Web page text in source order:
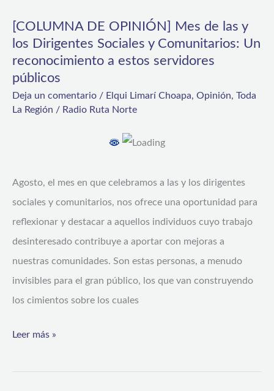
[COLUMNA DE OPINIÓN] Mes de las y
los Dirigentes Sociales y Comunitarios: Un
reconocimiento a estos servidores
públicos
Deja un comentario / Elqui Limarí Choapa, Opinión, Toda
La Región / Radio Ruta Norte
Agosto, el mes en que celebramos a las y los dirigentes
sociales y comunitarios, nos ofrece una oportunidad para
reflexionar y destacar a aquellos individuos cuyo trabajo
desinteresado contribuye a aportar con mejoras a
nuestras comunidades. Son estas personas, a menudo
invisibles para el gran público, los que van construyendo
los cimientos sobre los cuales
OPINIÓN]
las
y
y
Comunitarios:
Un
reconocimiento
a
estos
servidores
Leer más »